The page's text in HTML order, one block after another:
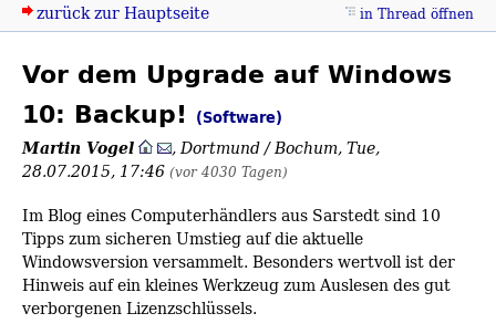
zurück zur Hauptseite in Thread öffnen
Vor dem Upgrade auf Windows
10: Backup! (Software)
Martin Vogel ,Dortmund / Bochum,Tue,
28.07.2015, 17:46 (vor 4030 Tagen)
Im Blog eines Computerhändlers aus Sarstedt sind 10
Tipps zum sicheren Umstieg auf die aktuelle
Windowsversion versammelt. Besonders wertvoll ist der
Hinweis auf ein kleines Werkzeug zum Auslesen des gut
verborgenen Lizenzschlüssels.